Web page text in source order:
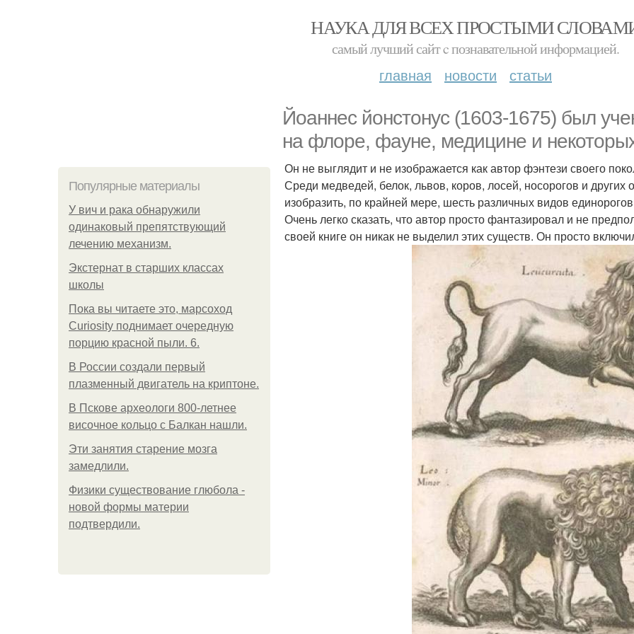
НАУКА ДЛЯ ВСЕХ ПРОСТЫМИ
самый лучший сайт c познавательной информацией.
главная новости статьи
Йоаннес йонстонус (1603-1675) был
на флоре, фауне, медицине и
Популярные материалы
У вич и рака обнаружили
одинаковый препятствующий
лечению механизм.
Экстернат в старших классах
школы
Пока вы читаете это, марсоход
Curiosity поднимает очередную
порцию красной пыли. 6.
В России создали первый
плазменный двигатель на криптоне.
В Пскове археологи 800-летнее
височное кольцо с Балкан нашли.
Эти занятия старение мозга
замедлили.
Физики существование глюбола -
новой формы материи
подтвердили.
Он не выглядит и не изображается как автор фэнтези своего
Среди медведей, белок, львов, коров, лосей, носорогов и
изобразить, по крайней мере, шесть различных видов
Очень легко сказать, что автор просто фантазировал и не
своей книге он никак не выделил этих существ. Он просто